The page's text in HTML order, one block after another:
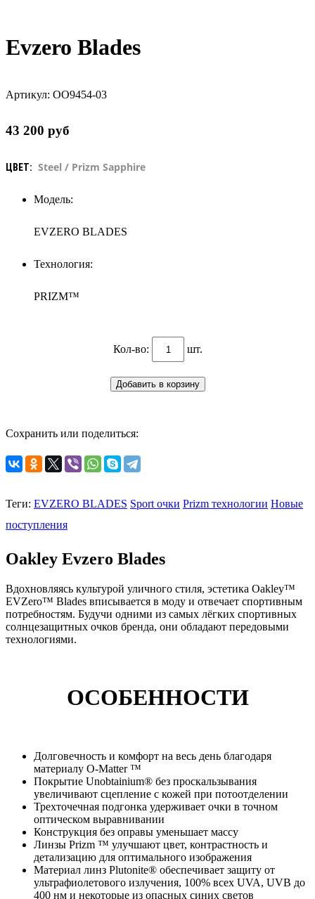
Evzero Blades
Артикул: OO9454-03
43 200 руб
ЦВЕТ: Steel / Prizm Sapphire
Модель:
EVZERO BLADES
Технология:
PRIZM™
Кол-во: шт.
Сохранить или поделиться:
Теги: EVZERO BLADES Sport очки Prizm технологии Новые
поступления
Oakley Evzero Blades
Вдохновляясь культурой уличного стиля, эстетика Oakley™
EVZero™ Blades вписывается в моду и отвечает спортивным
потребностям. Будучи одними из самых лёгких спортивных
солнцезащитных очков бренда, они обладают передовыми
технологиями.
ОСОБЕННОСТИ
Долговечность и комфорт на весь день благодаря
материалу O-Matter ™
Покрытие Unobtainium® без проскальзывания
увеличивают сцепление с кожей при потоотделении
Трехточечная подгонка удерживает очки в точном
оптическом выравнивании
Конструкция без оправы уменьшает массу
Линзы Prizm ™ улучшают цвет, контрастность и
детализацию для оптимального изображения
Материал линз Plutonite® обеспечивает защиту от
ультрафиолетового излучения, 100% всех UVA, UVB до
400 нм и некоторые из опасных синих светов